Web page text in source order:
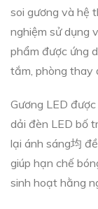
soi gương và hệ
nghiệm sử dụng
phẩm được ứng
tắm, phòng thay
Gương LED
dải đèn LED bố
lại ánh sáng均
giúp hạn chế
sinh hoạt hằng